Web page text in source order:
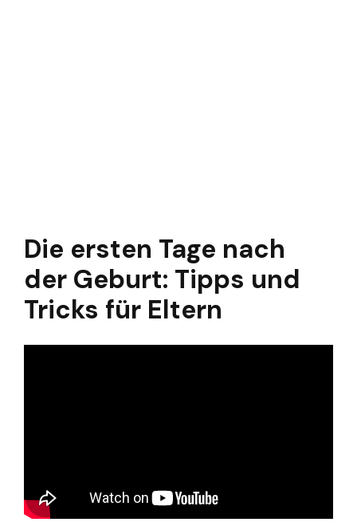
Die ersten Tage nach
der Geburt: Tipps und
Tricks für Eltern